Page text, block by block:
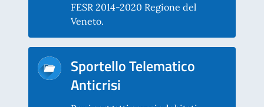
FESR 2014-2020 Regione del
Veneto.
Sportello Telematico
Anticrisi